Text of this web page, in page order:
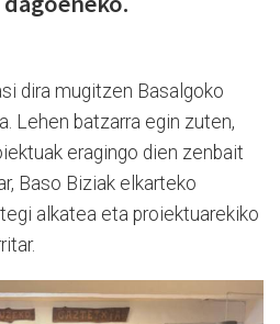
dira mugitzen Basalgoko
Lehen batzarra egin zuten,
eragingo dien zenbait
Baso Biziak elkarteko
alkatea eta proiektuarekiko